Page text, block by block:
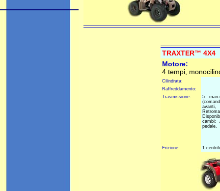
TRAXTER™ 4X4
Motore:
4 tempi,
Cilindrata:
Raffreddamento:
Trasmissione:
5
avanti,
cambi:
pedale.
Frizione: 1